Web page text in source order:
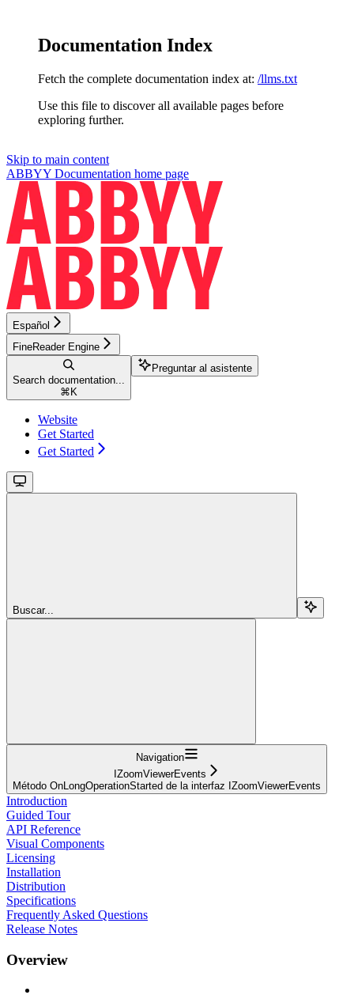
Documentation Index
Fetch the complete documentation index at: /llms.txt
Use this file to discover all available pages before
exploring further.
Skip to main content
ABBYY Documentation home page
Español
FineReader Engine
Search documentation...
⌘ K
Preguntar al asistente
Website
Get Started
Get Started
Buscar...
Navigation
IZoomViewerEvents
Método OnLongOperationStarted de la interfaz IZoomViewerEvents
Introduction
Guided Tour
API Reference
Visual Components
Licensing
Installation
Distribution
Specifications
Frequently Asked Questions
Release Notes
Overview